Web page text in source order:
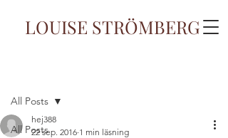
LOUISE STRÖMBERG
All Posts
All Posts
hej388
22 sep. 2016 1 min läsning